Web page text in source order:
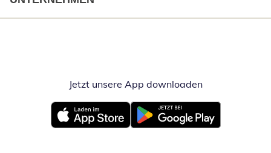
Jetzt unsere App downloadenÖffnet in
Öffnet in neuem FensterÖffnet in neuem Fenster